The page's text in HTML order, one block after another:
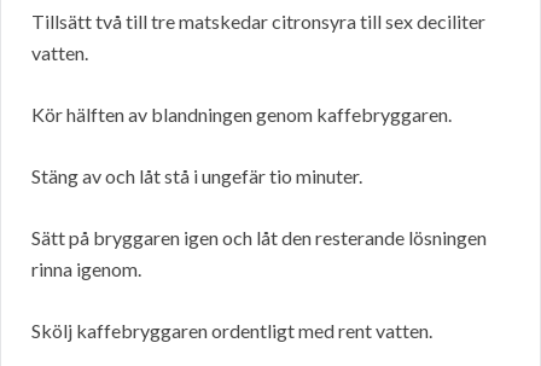
Tillsätt två till tre matskedar citronsyra till sex deciliter
vatten.
Kör hälften av blandningen genom kaffebryggaren.
Stäng av och låt stå i ungefär tio minuter.
Sätt på bryggaren igen och låt den resterande lösningen
rinna igenom.
Skölj kaffebryggaren ordentligt med rent vatten.